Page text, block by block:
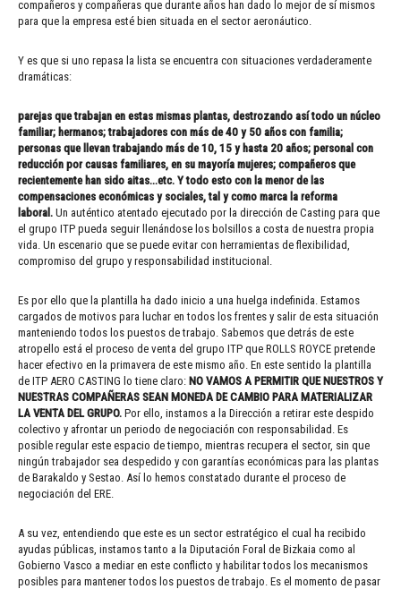
compañeros y compañeras que durante años han dado lo mejor de sí mismos
para que la empresa esté bien situada en el sector aeronáutico.
Y es que si uno repasa la lista se encuentra con situaciones verdaderamente
dramáticas:
parejas que trabajan en estas mismas plantas, destrozando así todo un núcleo
familiar; hermanos; trabajadores con más de 40 y 50 años con familia;
personas que llevan trabajando más de 10, 15 y hasta 20 años; personal con
reducción por causas familiares, en su mayoría mujeres; compañeros que
recientemente han sido aitas…etc. Y todo esto con la menor de las
compensaciones económicas y sociales, tal y como marca la reforma
laboral. Un auténtico atentado ejecutado por la dirección de Casting para que
el grupo ITP pueda seguir llenándose los bolsillos a costa de nuestra propia
vida. Un escenario que se puede evitar con herramientas de flexibilidad,
compromiso del grupo y responsabilidad institucional.
Es por ello que la plantilla ha dado inicio a una huelga indefinida. Estamos
cargados de motivos para luchar en todos los frentes y salir de esta situación
manteniendo todos los puestos de trabajo. Sabemos que detrás de este
atropello está el proceso de venta del grupo ITP que ROLLS ROYCE pretende
hacer efectivo en la primavera de este mismo año. En este sentido la plantilla
de ITP AERO CASTING lo tiene claro: NO VAMOS A PERMITIR QUE NUESTROS Y
NUESTRAS COMPAÑERAS SEAN MONEDA DE CAMBIO PARA MATERIALIZAR
LA VENTA DEL GRUPO. Por ello, instamos a la Dirección a retirar este despido
colectivo y afrontar un periodo de negociación con responsabilidad. Es
posible regular este espacio de tiempo, mientras recupera el sector, sin que
ningún trabajador sea despedido y con garantías económicas para las plantas
de Barakaldo y Sestao. Así lo hemos constatado durante el proceso de
negociación del ERE.
A su vez, entendiendo que este es un sector estratégico el cual ha recibido
ayudas públicas, instamos tanto a la Diputación Foral de Bizkaia como al
Gobierno Vasco a mediar en este conflicto y habilitar todos los mecanismos
posibles para mantener todos los puestos de trabajo. Es el momento de pasar